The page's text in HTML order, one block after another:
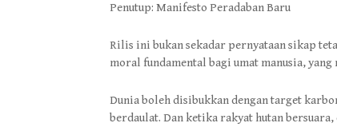
Penutup: Manifesto Peradaban Baru
Rilis ini bukan sekadar pernyataan sikap
moral fundamental bagi umat manusia,
Dunia boleh disibukkan dengan target
berdaulat. Dan ketika rakyat hutan